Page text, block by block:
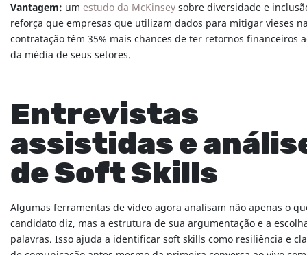
Vantagem: um estudo da McKinseysobre diversidade e
reforça que empresas que utilizam dados para mitigar vieses
contratação têm 35% mais chances de ter retornos financeiros
da média de seus setores.
Entrevistas
assistidas e
de Soft Skills
Algumas ferramentas de vídeo agora analisam não apenas o
candidato diz, mas a estrutura de sua argumentação e a
palavras. Isso ajuda a identificar soft skills como resiliência e